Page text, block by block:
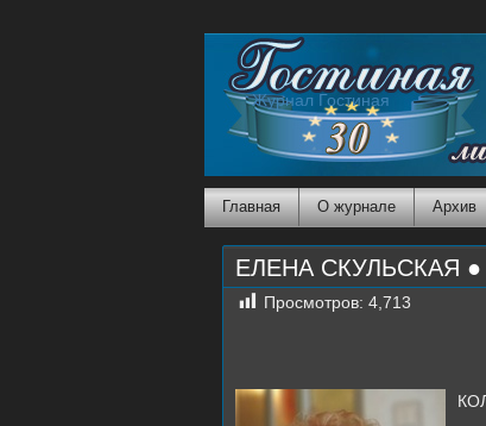
Журнал Гостиная
Главная О журнале Архив
ЕЛЕНА СКУЛЬСКАЯ
Просмотров: 4,713